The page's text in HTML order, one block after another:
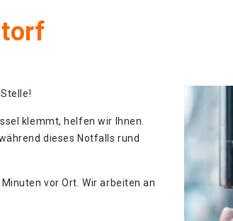
klemmt, helfen wir Ihnen.
dieses Notfalls rund
vor Ort. Wir arbeiten an